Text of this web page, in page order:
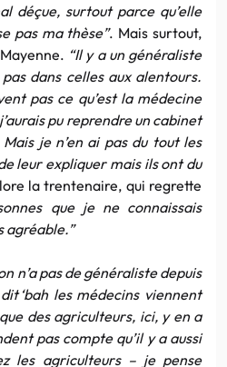
déçue, surtout parce qu’elle
pas ma thèse”. Mais surtout,
“Il y a un généraliste
dans celles aux alentours.
pas ce qu’est la médecine
pu reprendre un cabinet
je n’en ai pas du tout les
leur expliquer mais ils ont du
la trentenaire, qui regrette
que je ne connaissais
agréable.”
n’a pas de généraliste depuis
‘bah les médecins viennent
des agriculteurs, ici, y en a
pas compte qu’il y a aussi
les agriculteurs – je pense